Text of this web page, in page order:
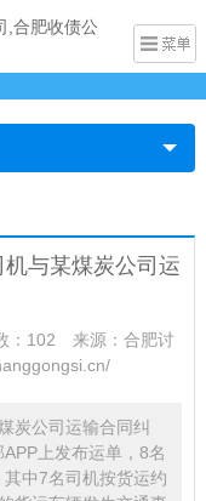
与某煤炭公司运
：102
来源：合肥讨
炭公司运输合同纠
上发布运单，8名
中7名司机按货运约